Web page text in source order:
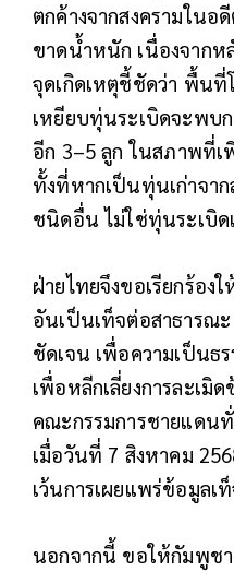
ตกค้างจากสงครามในอ
ขาดน้ำหนัก เนื่องจากห
จุดเกิดเหตุชี้ชัดว่า พื้นที่
เหยียบทุ่นระเบิดจะพบ
อีก 3–5 ลูก ในสภาพที่เ
ทั้งที่หากเป็นทุ่นเก่าจา
ชนิดอื่น ไม่ใช่ทุ่นระเบิ
ฝ่ายไทยจึงขอเรียกร้อ
อันเป็นเท็จต่อสาธารณ
ชัดเจน เพื่อความเป็นธ
เพื่อหลีกเลี่ยงการละเมิ
คณะกรรมการชายแดน
เมื่อวันที่ 7 สิงหาคม
เว้นการเผยแพร่ข้อมูลเ
นอกจากนี้ ขอให้กัมพูช